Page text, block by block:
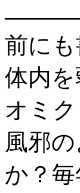
前に
体内
オミ
風邪
か？